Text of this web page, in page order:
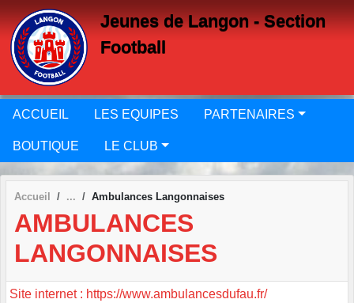
Jeunes de Langon - Section
Football
ACCUEIL LES EQUIPES PARTENAIRES
BOUTIQUE LE CLUB
Accueil Ambulances Langonnaises
AMBULANCES
LANGONNAISES
Site internet : https://www.ambulancesdufau.fr/
Panneau de gestion des cookies